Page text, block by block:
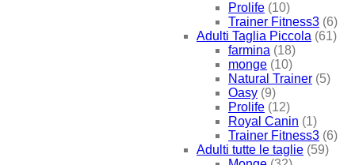
Prolife (10)
Trainer Fitness3 (6)
Adulti Taglia Piccola (61)
farmina (18)
monge (10)
Natural Trainer (5)
Oasy (9)
Prolife (12)
Royal Canin (1)
Trainer Fitness3 (6)
Adulti tutte le taglie (59)